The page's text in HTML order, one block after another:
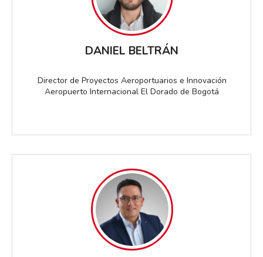
DANIEL BELTRÁN
Director de Proyectos Aeroportuarios e Innovación
Aeropuerto Internacional El Dorado de Bogotá